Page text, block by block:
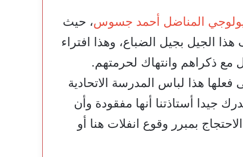
المناضل أحمد جسوس، حيث
الجيل بجيل الضباع، وهذا افتراء
مع ذكراهم وانتهاك لحرمتهم.
هذا لباس المدرسة الاتحادية
جيدا أستاذتنا أنها مفقودة وأن
بمبرر وقوع انفلات هنا أو